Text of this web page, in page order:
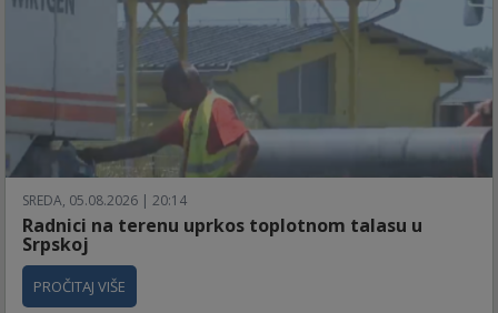
SREDA, 05.08.2026 | 20:14
Radnici na terenu uprkos toplotnom talasu u
Srpskoj
PROČITAJ VIŠE